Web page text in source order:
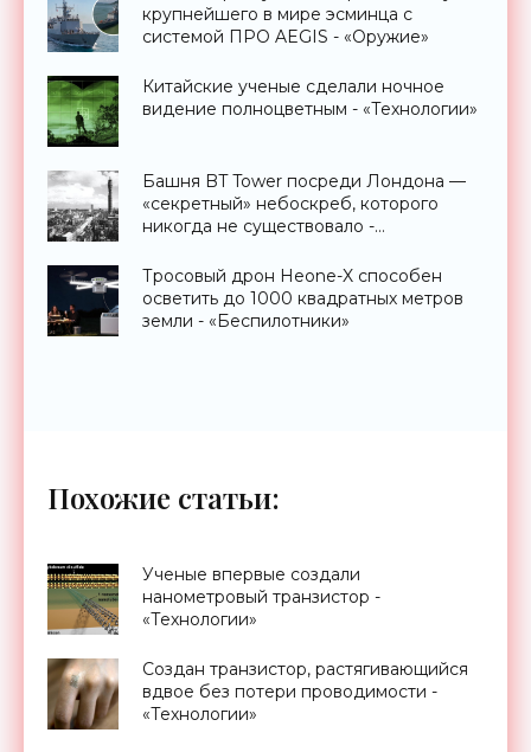
крупнейшего в мире эсминца с
системой ПРО AEGIS - «Оружие»
Китайские ученые сделали ночное
видение полноцветным - «Технологии»
Башня BT Tower посреди Лондона —
«секретный» небоскреб, которого
никогда не существовало -
Тросовый дрон Heone-X способен
осветить до 1000 квадратных метров
земли - «Беспилотники»
Похожие статьи:
Ученые впервые создали
нанометровый транзистор -
«Технологии»
Создан транзистор, растягивающийся
вдвое без потери проводимости -
«Технологии»